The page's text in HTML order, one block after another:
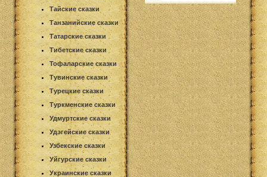
Тайские сказки
Танзанийские сказки
Татарские сказки
Тибетские сказки
Тофаларские сказки
Тувинские сказки
Турецкие сказки
Туркменские сказки
Удмуртские сказки
Удэгейские сказки
Узбекские сказки
Уйгурские сказки
Украинские сказки